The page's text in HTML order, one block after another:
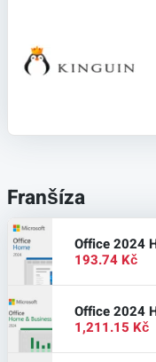
Franšíza
Office 2024
193.74 Kč
Office 2024
1,211.15 Kč